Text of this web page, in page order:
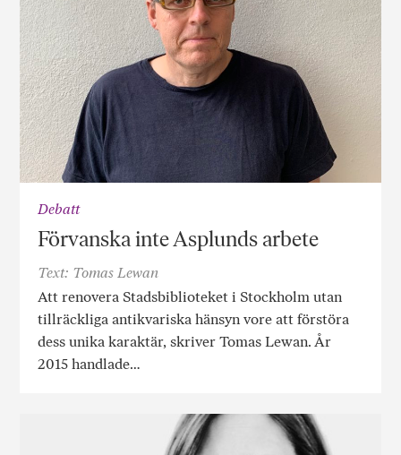
Debatt
Förvanska inte Asplunds arbete
Text: Tomas Lewan
Att renovera Stadsbiblioteket i Stockholm utan
tillräckliga antikvariska hänsyn vore att förstöra
dess unika karaktär, skriver Tomas Lewan. År
2015 handlade…